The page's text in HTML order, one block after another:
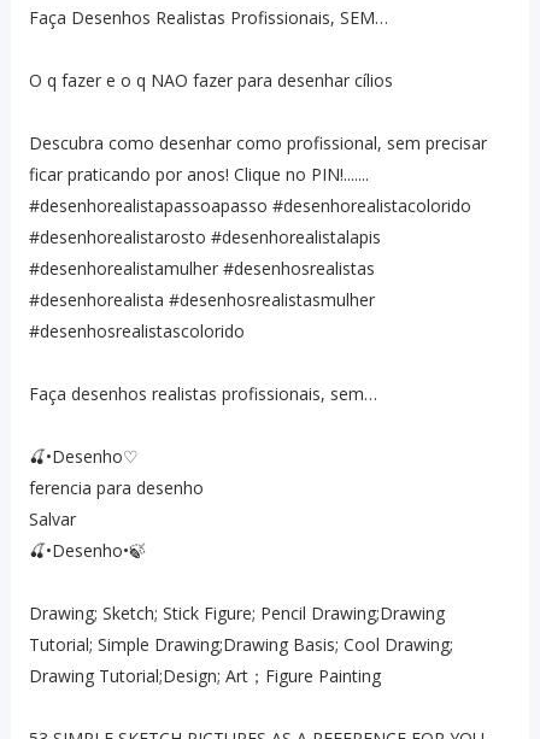
Faça Desenhos Realistas Profissionais, SEM…
O q fazer e o q NAO fazer para desenhar cílios
Descubra como desenhar como profissional, sem precisar
ficar praticando por anos! Clique no PIN!.......
#desenhorealistapassoapasso #desenhorealistacolorido
#desenhorealistarosto #desenhorealistalapis
#desenhorealistamulher #desenhosrealistas
#desenhorealista #desenhosrealistasmulher
#desenhosrealistascolorido
Faça desenhos realistas profissionais, sem…
🍒•Desenho♡
ferencia para desenho
Salvar
🍒•Desenho•🍃
Drawing; Sketch; Stick Figure; Pencil Drawing;Drawing
Tutorial; Simple Drawing;Drawing Basis; Cool Drawing;
Drawing Tutorial;Design; Art；Figure Painting